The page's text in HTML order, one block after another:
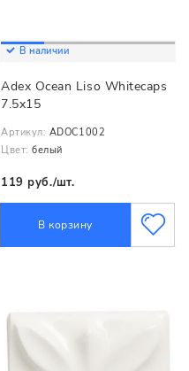
В наличии
Adex Ocean Liso Whitecaps
7.5x15
Артикул: ADOC1002
Цвет: белый
119 руб./шт.
В корзину